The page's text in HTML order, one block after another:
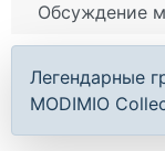
Обсуждение
Легендарные
MODIMIO